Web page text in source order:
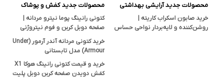
محصولات جدید آرایشی بهداشتی
خرید صابون اسکراب کاریته |
روشن‌کننده و لایه‌بردار نواحی حساس
محصولات جدید کفش و پوشاک
کتونی رانینگ پوما نیترو مردانه |
صفحه دوبل کربن و فوم نیتروژنی
خرید کتونی مردانه آندر آرمور (Under
Armour) مدل تابستانی
خرید و قیمت کتونی رانینگ هوکا X1
کفش دویدن صفحه کربن دوبل پلیت